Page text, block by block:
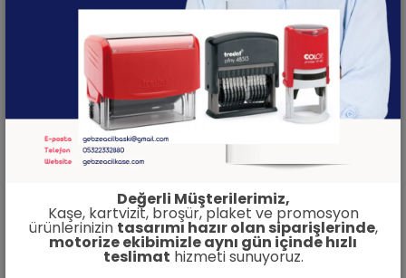
Değerli Müşterilerimiz,
Kaşe, kartvizit, broşür, plaket ve promosyon
ürünlerinizin tasarımı hazır olan siparişlerinde,
motorize ekibimizle aynı gün içinde hızlı
teslimat hizmeti sunuyoruz.
el ilanı,branda,vinil afişveposter baskı
çözümleri sunuyoruz.
Yüksek çözünürlüklü baskı makineleriyle net,
canlı ve profesyonel sonuçlar elde
edebilirsiniz.
Gebze broşür baskı, Darıca afiş, Çayırova
vinil baskı, Gebze branda baskı, Darıca el